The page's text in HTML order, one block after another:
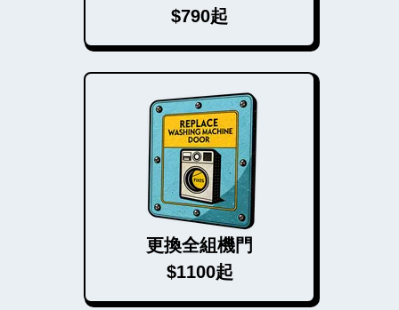
$790起
更換全組機門
$1100起